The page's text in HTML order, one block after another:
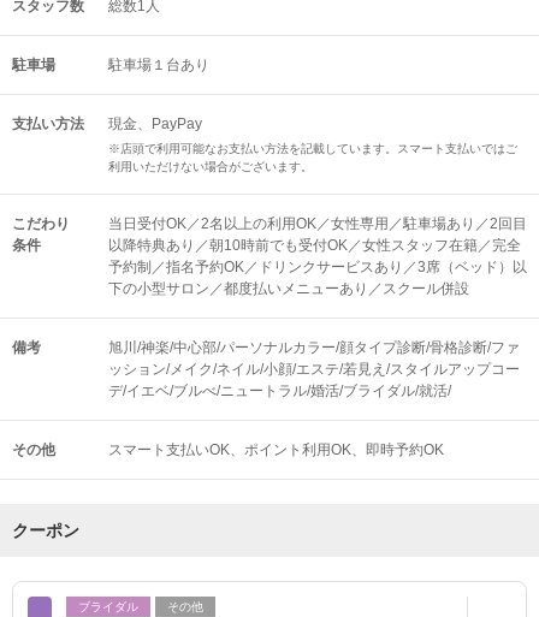
スタッフ数 総数1人
駐車場 駐車場１台あり
支払い方法 現金、PayPay
※店頭で利用可能なお支払い方法を記載しています。スマート支払いではご
利用いただけない場合がございます。
こだわり
条件
当日受付OK／2名以上の利用OK／女性専用／駐車場あり／2回目
以降特典あり／朝10時前でも受付OK／女性スタッフ在籍／完全
予約制／指名予約OK／ドリンクサービスあり／3席（ベッド）以
下の小型サロン／都度払いメニューあり／スクール併設
備考
旭川/神楽/中心部/パーソナルカラー/顔タイプ診断/骨格診断/ファ
ッション/メイク/ネイル/小顔/エステ/若見え/スタイルアップコー
デ/イエベ/ブルべ/ニュートラル/婚活/ブライダル/就活/
その他 スマート支払いOK ポイント利用OK 即時予約OK
クーポン
ブライダル その他